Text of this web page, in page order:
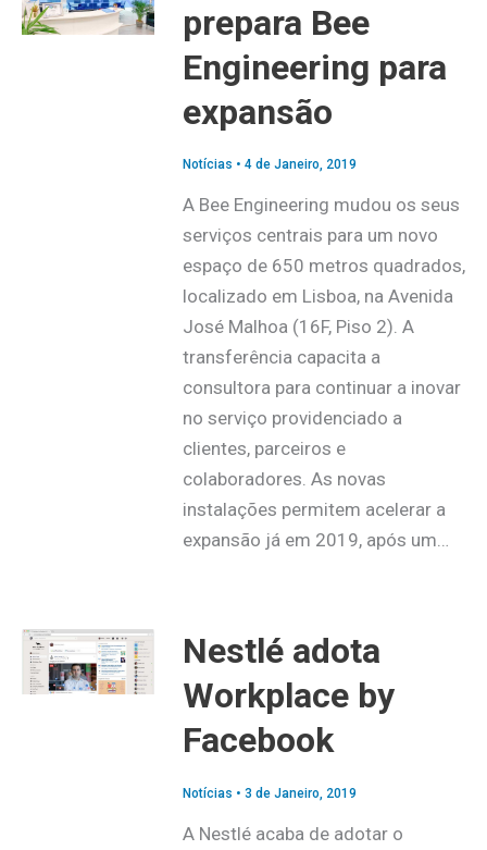
prepara Bee
Engineering para
expansão
Notícias • 4 de Janeiro, 2019
A Bee Engineering mudou os seus
serviços centrais para um novo
espaço de 650 metros quadrados,
localizado em Lisboa, na Avenida
José Malhoa (16F, Piso 2). A
transferência capacita a
consultora para continuar a inovar
no serviço providenciado a
clientes, parceiros e
colaboradores. As novas
instalações permitem acelerar a
expansão já em 2019, após um…
Nestlé adota
Workplace by
Facebook
Notícias • 3 de Janeiro, 2019
A Nestlé acaba de adotar o